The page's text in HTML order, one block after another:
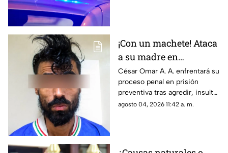
¡Con un machete! Ataca
a su madre en
Chihuahua; la amenazó
por no despertarlo para
ir a trabajar
César Omar A. A. enfrentará su
proceso penal en prisión
preventiva tras agredir, insultar
y amenazar de muerte a su
agosto 04, 2026 11:42 a. m.